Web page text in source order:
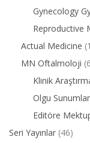
Gynecology
Reproductive
Actual Medicine
MN Oftalmoloji
Klinik
Olgu
Editöre
Seri Yayınlar (46)